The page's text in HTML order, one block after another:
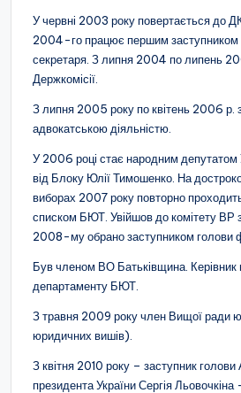
У червні 2003 року повертається до
2004-го працює першим заступником
секретаря. З липня 2004 по липень
Держкомісії.
З липня 2005 року по квітень 2006 р.
адвокатською діяльністю.
У 2006 році стає народним депутатом
від Блоку Юлії Тимошенко. На
виборах 2007 року повторно
списком БЮТ. Увійшов до комітету ВР
2008-му обрано заступником голови
Був членом ВО Батьківщина. Керівник
департаменту БЮТ.
З травня 2009 року член Вищої ради
юридичних вишів).
З квітня 2010 року – заступник голови
президента України Сергія Льовочкіна